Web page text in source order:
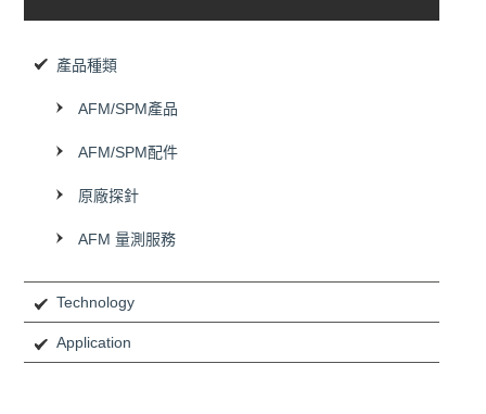
產品種類
AFM/SPM產品
AFM/SPM配件
原廠探針
AFM 量測服務
Technology
Application